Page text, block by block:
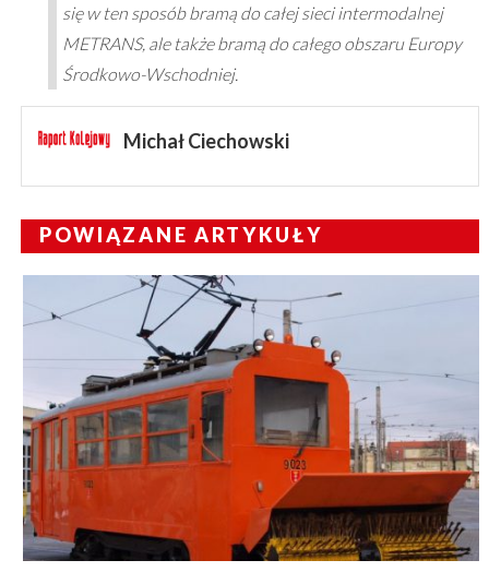
się w ten sposób bramą do całej sieci intermodalnej
METRANS, ale także bramą do całego obszaru Europy
Środkowo-Wschodniej.
Michał Ciechowski
POWIĄZANE ARTYKUŁY